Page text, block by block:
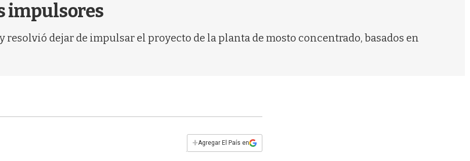
impulsores
dejar de impulsar el proyecto de la planta de mosto concentrado, basados en
+Agregar El País en